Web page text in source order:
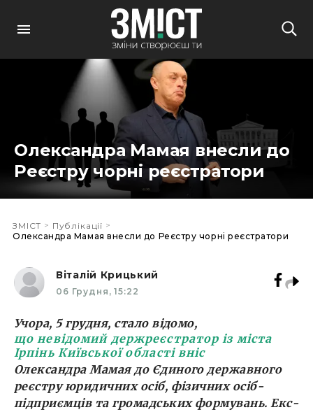
Олександра Мамая внесли до
Реєстру чорні реєстратори
ЗМІСТ > Публікації >
Олександра Мамая внесли до Реєстру чорні реєстратори
Віталій Крицький
06 Грудня, 15:22
Учора, 5 грудня, стало відомо,
що невідомий держреєстратор із міста
Ірпінь Київської області вніс
Олександра Мамая до Єдиного державного
реєстру юридичних осіб, фізичних осіб-
підприємців та громадських формувань. Екс-